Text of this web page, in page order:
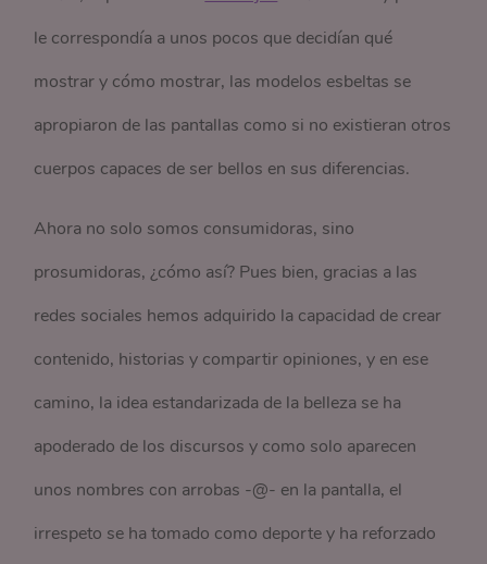
le correspondía a unos pocos que decidían qué
mostrar y cómo mostrar, las modelos esbeltas se
apropiaron de las pantallas como si no existieran otros
cuerpos capaces de ser bellos en sus diferencias.
Ahora no solo somos consumidoras, sino
prosumidoras, ¿cómo así? Pues bien, gracias a las
redes sociales hemos adquirido la capacidad de crear
contenido, historias y compartir opiniones, y en ese
camino, la idea estandarizada de la belleza se ha
apoderado de los discursos y como solo aparecen
unos nombres con arrobas -@- en la pantalla, el
irrespeto se ha tomado como deporte y ha reforzado